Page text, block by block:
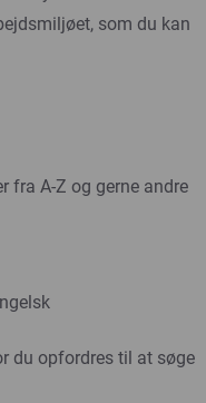
som du kan
fra A-Z og gerne andre
du opfordres til at søge